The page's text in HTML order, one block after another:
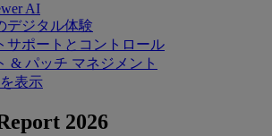
AI
デジタル体験
サポートとコントロール
& パッチ マネジメント
表示
2026